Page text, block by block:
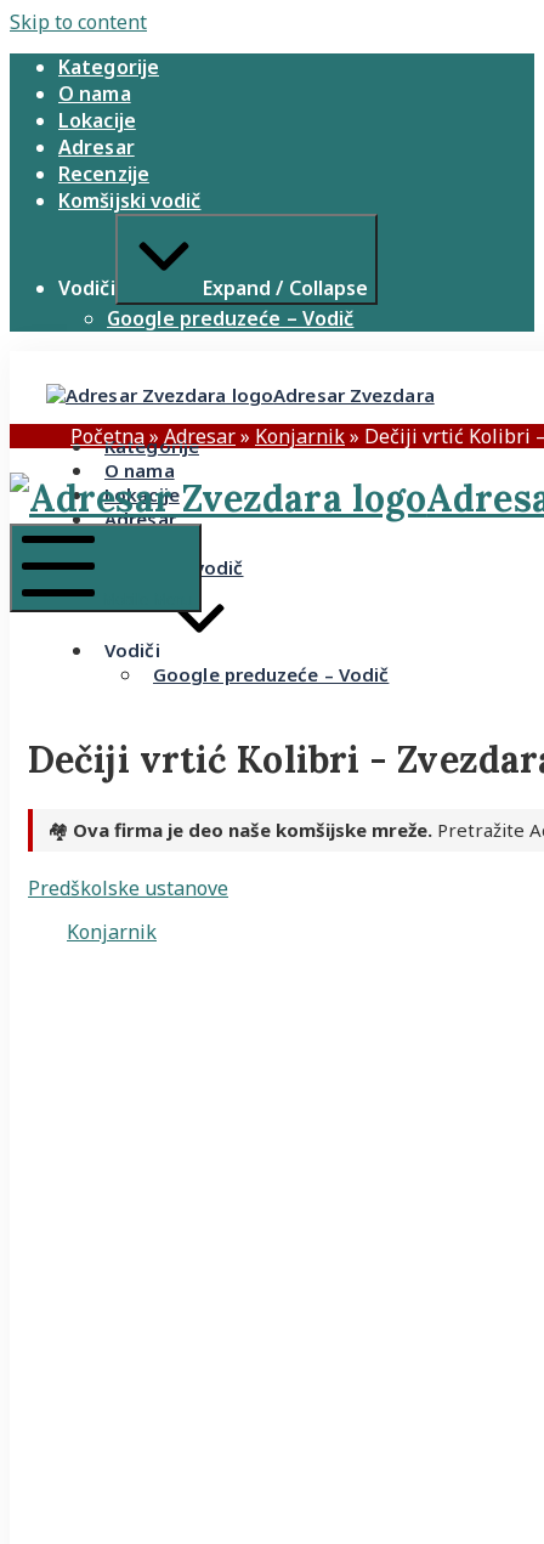
Skip to content
Kategorije
O nama
Lokacije
Adresar
Recenzije
Komšijski vodič
Vodiči
Expand / Collapse
Google preduzeće – Vodič
Adresar Zvezdara
Kategorije
O nama
Lokacije
Adresar
Komšijski vodič
Vodiči
Google preduzeće – Vodič
Početna» Adresar» Konjarnik» Dečiji vrtić Kolibri
Dečiji vrtić Kolibri -
🏘️ Ova firma je deo naše komšijske mreže. Pretražite
Predškolske ustanove
Konjarnik